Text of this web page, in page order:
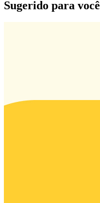
Sugerido para você